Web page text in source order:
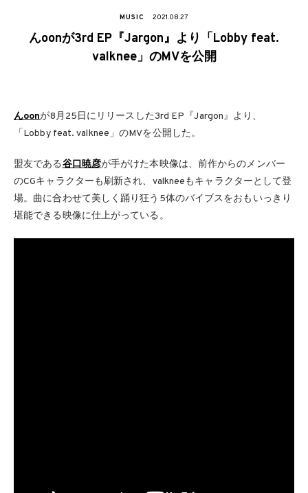
MUSIC 2021.08.27
んoonが3rd EP『Jargon』より「Lobby feat.
valknee」のMVを公開
んoonが8月25日にリリースした3rd EP『Jargon』より、
「Lobby feat. valknee」のMVを公開した。
盟友である谷口暁彦が手がけた本映像は、前作からのメンバー
のCGキャラクターも刷新され、valkneeもキャラクターとして登
場。曲に合わせて美しく踊り狂う5体のバイブスをおもいっきり
堪能できる映像に仕上がっている。